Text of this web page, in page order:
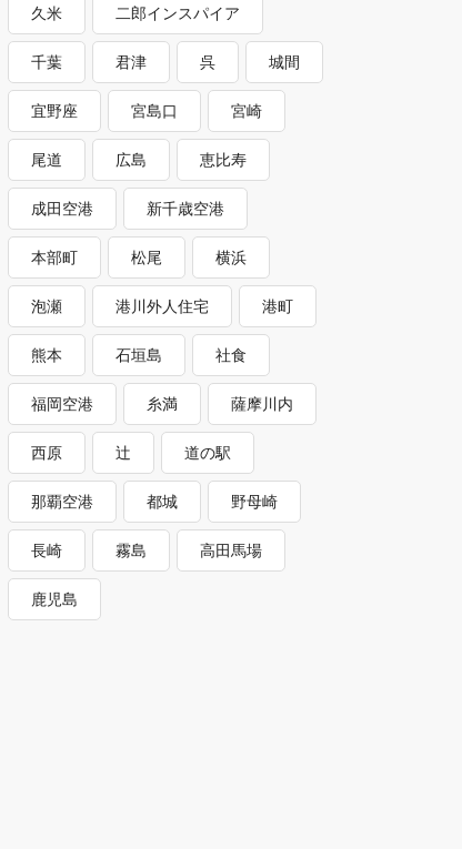
久米 二郎インスパイア
千葉 君津 呉 城間
宜野座 宮島口 宮崎
尾道 広島 恵比寿
成田空港 新千歳空港
本部町 松尾 横浜
泡瀬 港川外人住宅 港町
熊本 石垣島 社食
福岡空港 糸満 薩摩川内
西原 辻 道の駅
那覇空港 都城 野母崎
長崎 霧島 高田馬場
鹿児島